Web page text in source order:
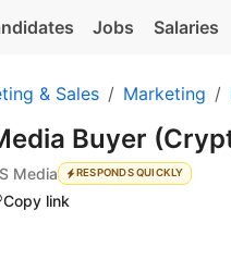
Jobs Salaries
& Sales Marketing
Buyer
Media
RESPONDS QUICKLY
Copy link